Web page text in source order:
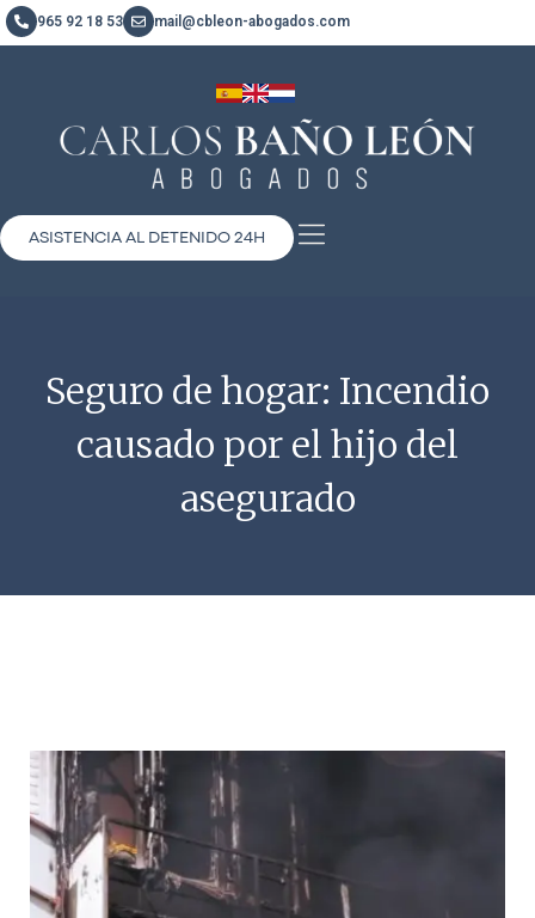
965 92 18 53 mail@cbleon-abogados.com
ASISTENCIA AL DETENIDO 24H
Seguro de hogar: Incendio
causado por el hijo del
asegurado